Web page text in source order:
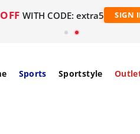
WITH CODE: extra5 SIGN
Sports Sportstyle